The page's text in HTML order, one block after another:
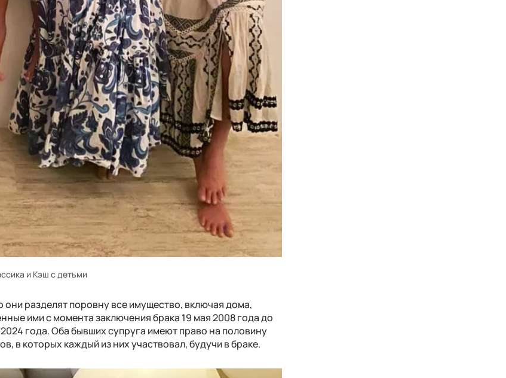
и Кэш с детьми
они разделят поровну все имущество, включая дома,
ими с момента заключения брака 19 мая 2008 года до
года. Оба бывших супруга имеют право на половину
в которых каждый из них участвовал, будучи в браке.